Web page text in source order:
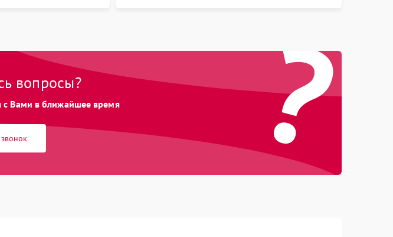
?
вопросы?
с Вами в ближайшее время